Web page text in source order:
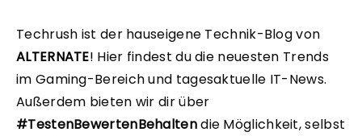
Techrush ist der hauseigene Technik-Blog von
ALTERNATE! Hier findest du die neuesten Trends
im Gaming-Bereich und tagesaktuelle IT-News.
Außerdem bieten wir dir über
#TestenBewertenBehaltendie Möglichkeit, selbst